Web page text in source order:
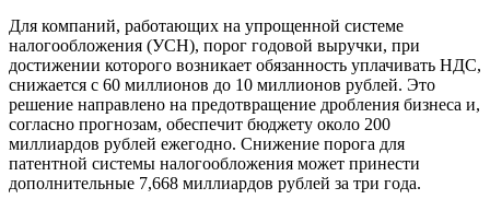
Для компаний, работающих на упрощенной системе
налогообложения (УСН), порог годовой выручки, при
достижении которого возникает обязанность уплачивать НДС,
снижается с 60 миллионов до 10 миллионов рублей. Это
решение направлено на предотвращение дробления бизнеса и,
согласно прогнозам, обеспечит бюджету около 200
миллиардов рублей ежегодно. Снижение порога для
патентной системы налогообложения может принести
дополнительные 7,668 миллиардов рублей за три года.